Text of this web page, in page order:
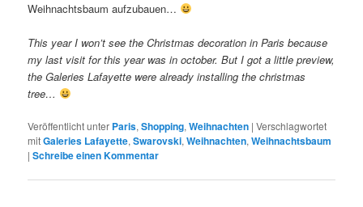
Weihnachtsbaum aufzubauen…
This year I won’t see the Christmas decoration in Paris because
my last visit for this year was in october. But I got a little preview,
the Galeries Lafayette were already installing the christmas
tree…
Veröffentlicht unter Paris,Shopping,Weihnachten |Verschlagwortet
mitGaleries Lafayette,Swarovski,Weihnachten,Weihnachtsbaum
|Schreibe einen Kommentar